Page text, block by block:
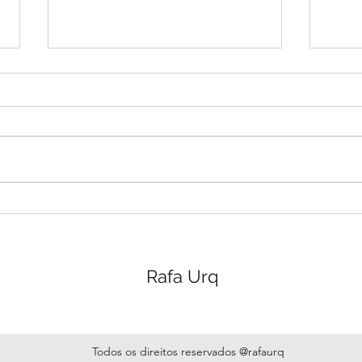
E de fato o que é sonhar?
Um verbo. Pronto, até aqui
conectar com qualquer...
Rafa Urq
Todos os direitos reservados @rafaurq